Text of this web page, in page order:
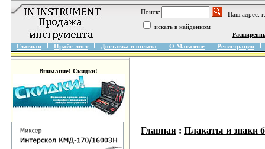
Поиск:
Наш адрес:
искать в найденном
Главная Прайс-лист Доставка и оплата О Магазине Регистрация
Внимание! Скидки!
Главная : Плакаты и знаки